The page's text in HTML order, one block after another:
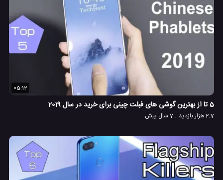
05:12
5 تا از بهترین گوشی های فبلت چینی برای خرید در سال 2019
2.7 هزار بازدید 7 سال پیش